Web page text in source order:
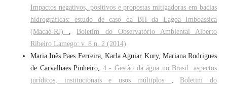
Impactos negativos, positivos e propostas mitigadoras em bacias
hidrográficas: estudo de caso da BH da Lagoa Imboassica
(Macaé-RJ) , Boletim do Observatório Ambiental Alberto
Ribeiro Lamego: v. 8 n. 2 (2014)
Maria Inês Paes Ferreira, Karla Aguiar Kury, Mariana Rodrigues
de Carvalhaes Pinheiro, 4 - Gestão da água no Brasil: aspectos
jurídicos, institucionais e usos múltiplos , Boletim do